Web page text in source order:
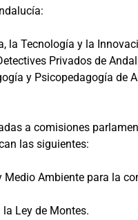
la Tecnología y la
Privados de
y Psicopedagogía de
a comisiones
las siguientes:
Ambiente para la
Ley de Montes.